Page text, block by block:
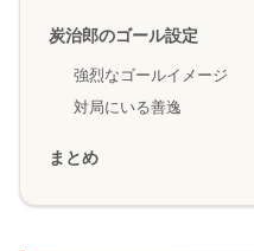
炭治郎のゴール設定
強烈なゴールイメージ
対局にいる善逸
まとめ